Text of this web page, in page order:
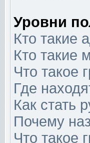
Уровни
Кто такие
Кто такие
Что такое
Где
Как стать
Почему
Что такое